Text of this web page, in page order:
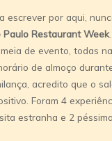
escrever por aqui,
Paulo Restaurant Week
de evento, todas
de almoço
acredito que o
Foram 4
estranha e 2